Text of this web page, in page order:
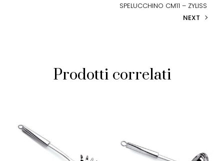
SPELUCCHINO CM11 – ZYLISS
NEXT
Prodotti correlati